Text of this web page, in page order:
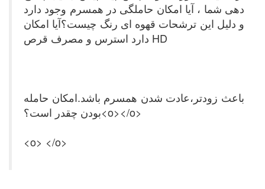
دهی شما ، آیا امکان حاملگی در همسرم وجود دارد
و دلیل این ترشحات قهوه ای رنگ چیست؟آیا امکان
HD
باعث زودتر،عادت شدن همسرم باشد.امکان حامله
بودن چقدر است؟<o></o>
<o> </o>